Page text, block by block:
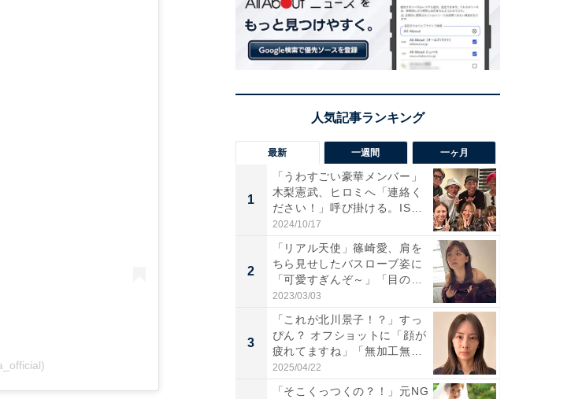
最新 一週間 一ヶ月
1
「うわすごい豪華メンバー」
木梨憲武、ヒロミへ「連絡く
ださい！」呼び掛ける。IS
S...
2024/10/17
2
「リアル天使」篠崎愛、肩を
ちら見せしたバスローブ姿に
「可愛すぎんぞ～」「目の表
情...
2023/03/03
3
「これが北川景子！？」すっ
ぴん？ オフショットに「顔が
疲れてますね」「無加工無
表...
2025/04/22
「そこくっつくの？！」元NG